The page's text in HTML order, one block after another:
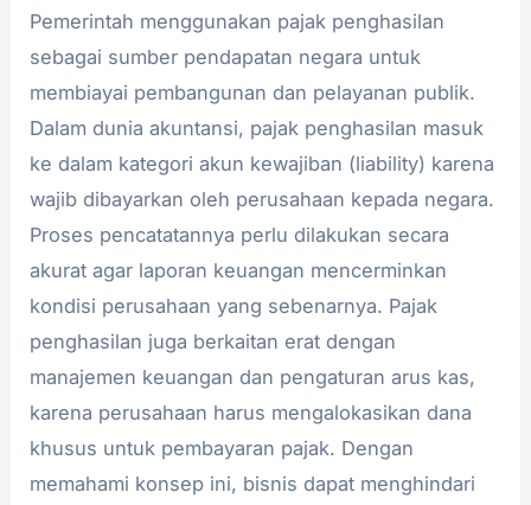
Pemerintah menggunakan pajak penghasilan
sebagai sumber pendapatan negara untuk
membiayai pembangunan dan pelayanan publik.
Dalam dunia akuntansi, pajak penghasilan masuk
ke dalam kategori akun kewajiban (liability) karena
wajib dibayarkan oleh perusahaan kepada negara.
Proses pencatatannya perlu dilakukan secara
akurat agar laporan keuangan mencerminkan
kondisi perusahaan yang sebenarnya. Pajak
penghasilan juga berkaitan erat dengan
manajemen keuangan dan pengaturan arus kas,
karena perusahaan harus mengalokasikan dana
khusus untuk pembayaran pajak. Dengan
memahami konsep ini, bisnis dapat menghindari